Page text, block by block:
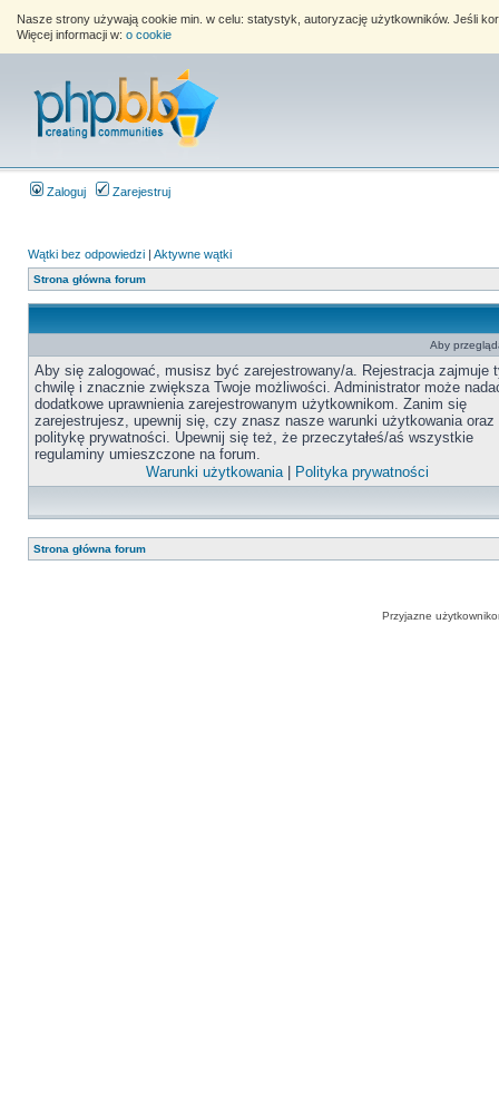
Nasze strony używają cookie min. w celu: statystyk, autoryzację użytkowników. Jeśli
Więcej informacji w: o cookie
Zaloguj Zarejestruj
Wątki bez odpowiedzi | Aktywne wątki
Strona główna forum
Aby
Aby się zalogować, musisz być zarejestrowany/a. Rejestracja zajmuje
chwilę i znacznie zwiększa Twoje możliwości. Administrator może
dodatkowe uprawnienia zarejestrowanym użytkownikom. Zanim się
zarejestrujesz, upewnij się, czy znasz nasze warunki użytkowania oraz
politykę prywatności. Upewnij się też, że przeczytałeś/aś wszystkie
regulaminy umieszczone na forum.
Warunki użytkowania| Polityka prywatności
Strona główna forum
Przyjazne